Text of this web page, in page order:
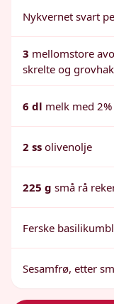
Nykvernet svart
3 mellomstore
skrelte og
6 dl melk med
2 ss olivenolje
225 g små rå
Ferske
Sesamfrø, etter